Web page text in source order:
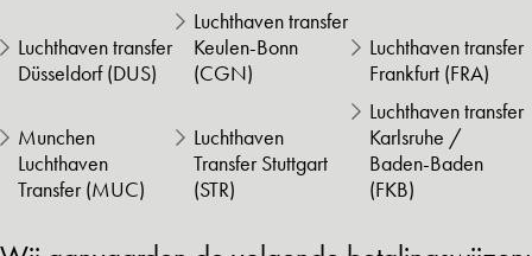
Luchthaven transfer
Düsseldorf (DUS)
Luchthaven transfer
Keulen-Bonn
(CGN)
Luchthaven transfer
Frankfurt (FRA)
Munchen
Luchthaven
Transfer (MUC)
Luchthaven
Transfer Stuttgart
(STR)
Luchthaven transfer
Karlsruhe /
Baden-Baden
(FKB)